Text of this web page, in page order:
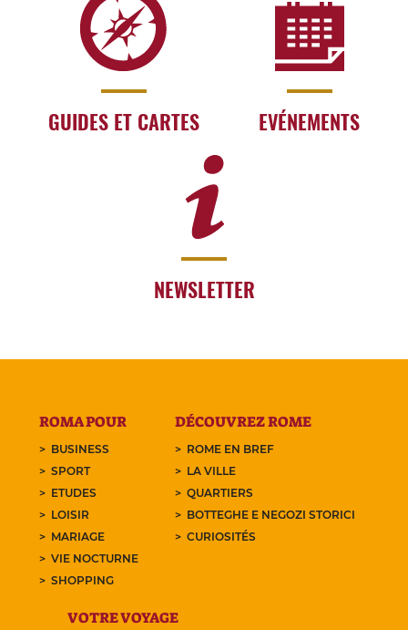
GUIDES ET CARTES EVÉNEMENTS
NEWSLETTER
ROMA POUR
BUSINESS
SPORT
ETUDES
LOISIR
MARIAGE
VIE NOCTURNE
SHOPPING
DÉCOUVREZ ROME
ROME EN BREF
LA VILLE
QUARTIERS
BOTTEGHE E NEGOZI STORICI
CURIOSITÉS
VOTRE VOYAGE